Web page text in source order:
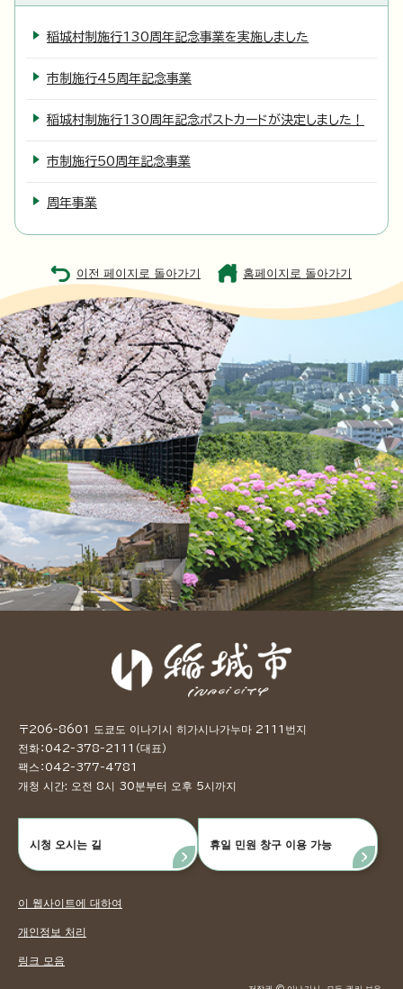
稲城村制施行130周年記念事業を実施しました
市制施行45周年記念事業
稲城村制施行130周年記念ポストカードが決定しました！
市制施行50周年記念事業
周年事業
이전 페이지로 돌아가기 홈페이지로 돌아가기
〒206-8601 도쿄도 이나기시 히가시나가누마 2111번지
전화：042-378-2111（대표）
팩스：042-377-4781
개청 시간: 오전 8시 30분부터 오후 5시까지
시청 오시는 길 휴일 민원 창구 이용 가능
이 웹사이트에 대하여
개인정보 처리
링크 모음